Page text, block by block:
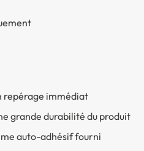
repérage immédiat
grande durabilité du produit
auto-adhésif fourni